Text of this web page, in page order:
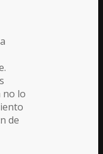
no lo
de